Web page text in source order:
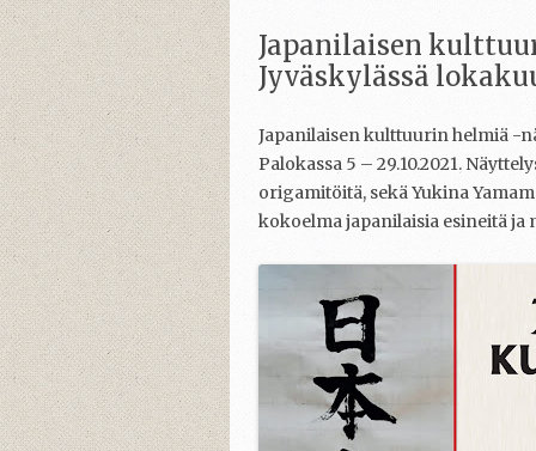
Japanilaisen
Jyväskylässä
Japanilaisen kulttuurin helmiä -
Palokassa 5 – 29.10.2021.
origamitöitä, sekä Yukina
kokoelma japanilaisia esineitä ja